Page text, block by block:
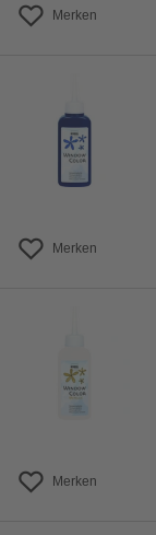
Merken
Merken
Merken